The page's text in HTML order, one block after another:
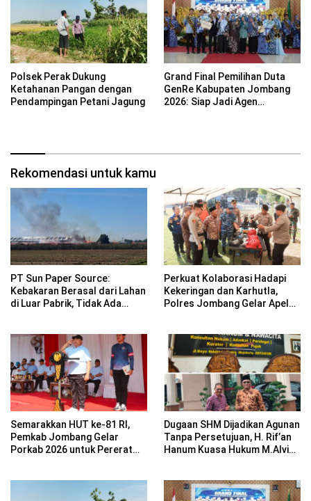
Polsek Perak Dukung
Ketahanan Pangan dengan
Pendampingan Petani Jagung
Grand Final Pemilihan Duta
GenRe Kabupaten Jombang
2026: Siap Jadi Agen
Rekomendasi untuk kamu
PT Sun Paper Source:
Kebakaran Berasal dari Lahan
di Luar Pabrik, Tidak Ada
Perkuat Kolaborasi Hadapi
Kekeringan dan Karhutla,
Polres Jombang Gelar Apel
Semarakkan HUT ke-81 RI,
Pemkab Jombang Gelar
Porkab 2026 untuk Pererat
Dugaan SHM Dijadikan Agunan
Tanpa Persetujuan, H. Rif’an
Hanum Kuasa Hukum M.Alvin